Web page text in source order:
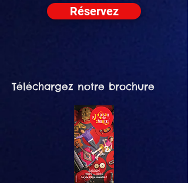
Réservez
Téléchargez notre brochure